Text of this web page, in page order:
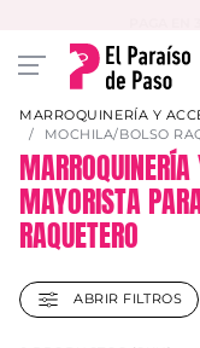
MARROQUINERÍA Y
MOCHILA/BOLSO
MAYORISTA
RAQUETERO
ABRIR FILTROS